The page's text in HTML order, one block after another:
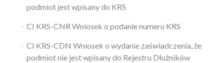
podmiot jest wpisany do KRS
CI KRS-CNR Wniosek o podanie numeru KRS
CI KRS-CDN Wniosek o wydanie zaświadczenia, że
podmiot nie jest wpisany do Rejestru Dłużników